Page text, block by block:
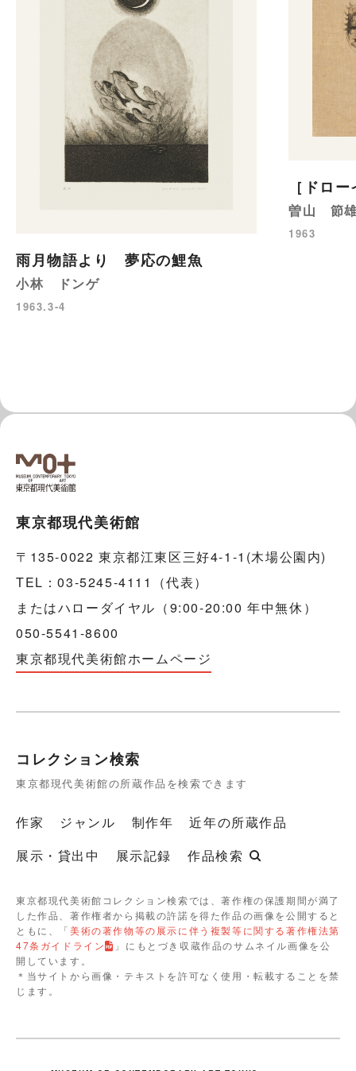
雨月物語より 夢応の鯉魚
小林 ドンゲ
1963.3-4
［ドロ
曽山 節
1963
東京都現代美術館
〒135-0022 東京都江東区三好4-1-1(木場公園内)
TEL：03-5245-4111（代表）
またはハローダイヤル（9:00-20:00 年中無休）
050-5541-8600
東京都現代美術館ホームページ
コレクション検索
東京都現代美術館の所蔵作品を検索できます
作家 ジャンル 制作年
近年の所蔵作品
展示・貸出中
展示記録 作品検索
東京都現代美術館コレクション検索では、著作権の保護期間が満了
した作品、著作権者から掲載の許諾を得た作品の画像を公開すると
ともに、「美術の著作物等の展示に伴う複製等に関する著作権法第
47条ガイドライン
」にもとづき収蔵作品のサムネイル画像を公
開しています。
＊当サイトから画像・テキストを許可なく使用・転載することを禁
じます。